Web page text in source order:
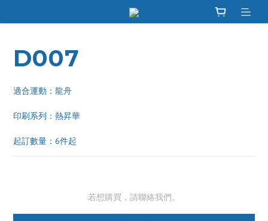
D007
適合運動：龍舟
印刷系列：熱昇華
起訂數量：6件起
若想購買，請聯絡我們。